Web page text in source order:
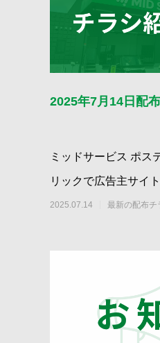
2025年7月14日配
ミッドサービス ポス
リックで広告主サイ
ポレーション｜ロイ
2025.07.14 最新の配布チ